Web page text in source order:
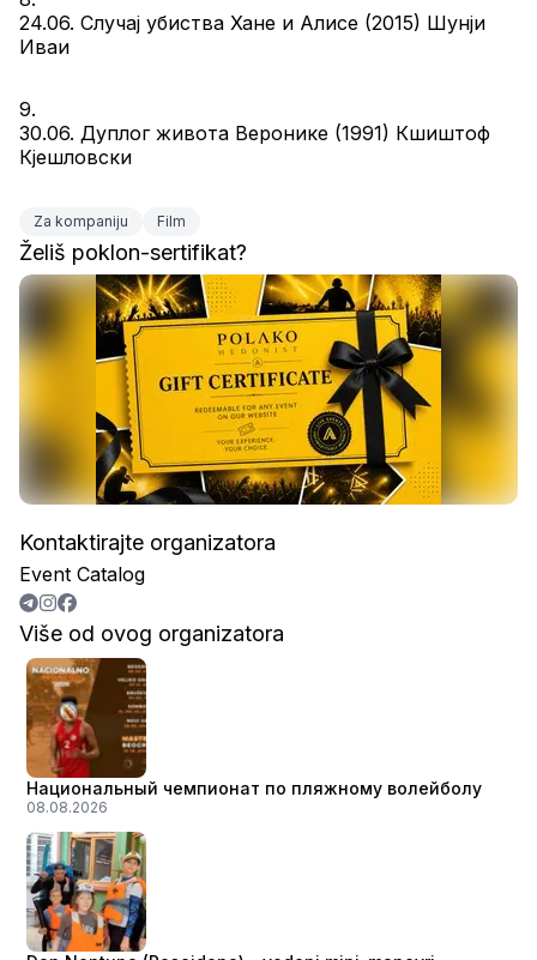
24.06. Случај убиства Хане и Алисе (2015) Шунји
Иваи
30.06. Дуплог живота Веронике (1991) Кшиштоф
Кјешловски
Za kompaniju Film
Želiš poklon-sertifikat?
Kontaktirajte organizatora
Event Catalog
Više od ovog organizatora
Национальный чемпионат по пляжному волейболу
08.08.2026